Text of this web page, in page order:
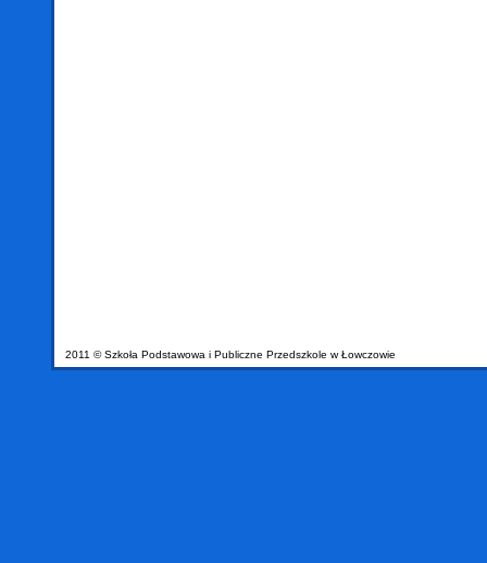
2011 © Szkoła Podstawowa i Publiczne Przedszkole w Łowczowie